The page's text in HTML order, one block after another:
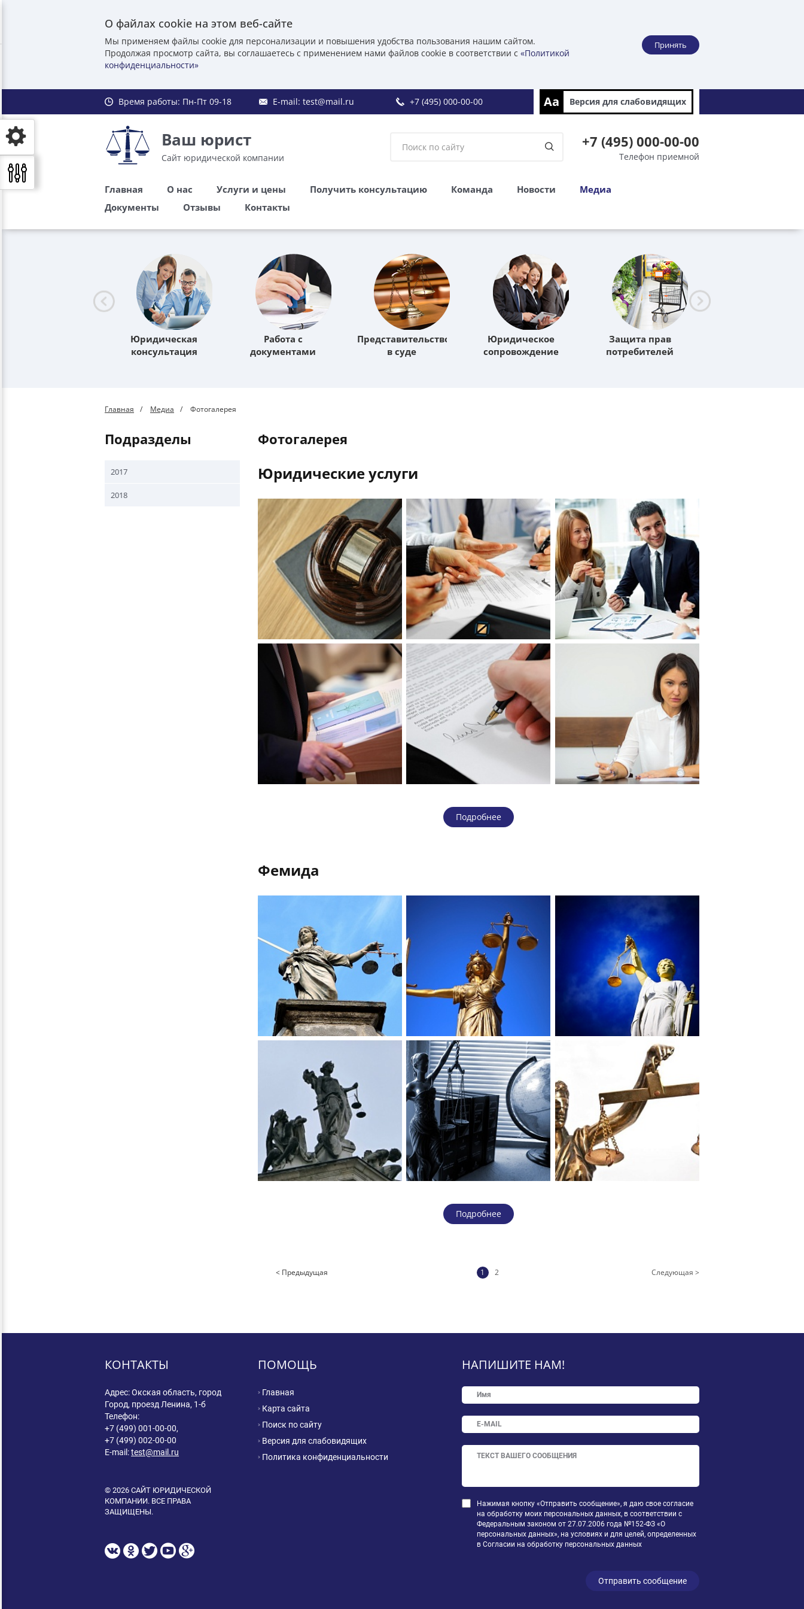
О файлах cookie на этом веб-сайте
Мы применяем файлы cookie для персонализации и повышения удобства пользования нашим сайтом.
Продолжая просмотр сайта, вы соглашаетесь с применением нами файлов cookie в соответствии с «Политикой
конфиденциальности»
Принять
Время работы: Пн-Пт 09-18 E-mail: test@mail.ru +7 (495) 000-00-00 Aa Версия для слабовидящих
Ваш юрист
Сайт юридической компании
+7 (495) 000-00-00
Телефон приемной
Главная О нас Услуги и цены Получить консультацию Команда Новости
Медиа
Документы
Отзывы Контакты
Юридическая
консультация
Работа с
документами
Представительство
в суде
Юридическое
сопровождение
Защита прав
потребителей
Главная Медиа Фотогалерея
Подразделы
2017
2018
Фотогалерея
Юридические услуги
Подробнее
Фемида
Подробнее
< Предыдущая 1 2 Следующая >
НАПИШИТЕ НАМ!
Нажимая кнопку «Отправить сообщение», я даю свое согласие
на обработку моих персональных данных, в соответствии с
Федеральным законом от 27.07.2006 года №152-ФЗ «О
персональных данных», на условиях и для целей, определенных
в Согласии на обработку персональных данных
ПОМОЩЬ
Главная
Карта сайта
Поиск по сайту
Версия для слабовидящих
Политика конфиденциальности
КОНТАКТЫ
Адрес: Окская область, город
Город, проезд Ленина, 1-б
Телефон:
+7 (499) 001-00-00,
+7 (499) 002-00-00
E-mail:test@mail.ru
© 2026 САЙТ ЮРИДИЧЕСКОЙ
КОМПАНИИ. ВСЕ ПРАВА
ЗАЩИЩЕНЫ.